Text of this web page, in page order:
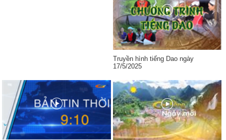
Truyền hình tiếng Dao ngày
17/5/2025